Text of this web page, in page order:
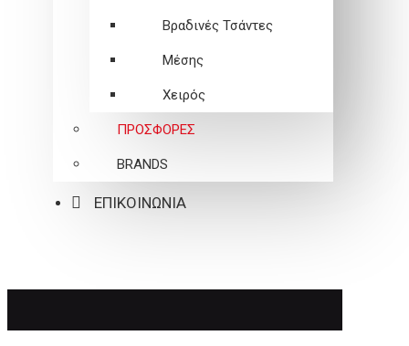
Βραδινές Τσάντες
Μέσης
Χειρός
ΠΡΟΣΦΟΡΕΣ
BRANDS
ΕΠΙΚΟΙΝΩΝΙΑ